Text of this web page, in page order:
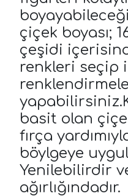
çiçek boyası;
çeşidi
renkleri seçip
basit olan
fırça
böylgeye
Yenilebilirdir
ağırlığındadır.